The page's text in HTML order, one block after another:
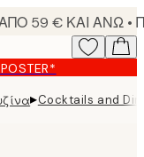
▸Cocktails and